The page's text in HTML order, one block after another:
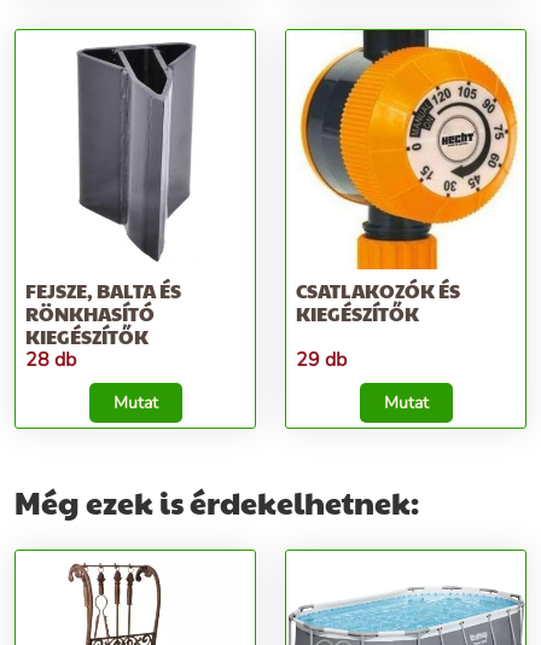
FEJSZE, BALTA ÉS
RÖNKHASÍTÓ
KIEGÉSZÍTŐK
28 db
Mutat
CSATLAKOZÓK ÉS
KIEGÉSZÍTŐK
29 db
Mutat
Még ezek is érdekelhetnek: